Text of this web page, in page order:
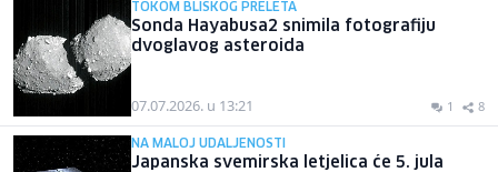
TOKOM BLISKOG PRELETA
Sonda Hayabusa2 snimila fotografiju
dvoglavog asteroida
07.07.2026. u 13:21 1 8
NA MALOJ UDALJENOSTI
Japanska svemirska letjelica će 5. jula